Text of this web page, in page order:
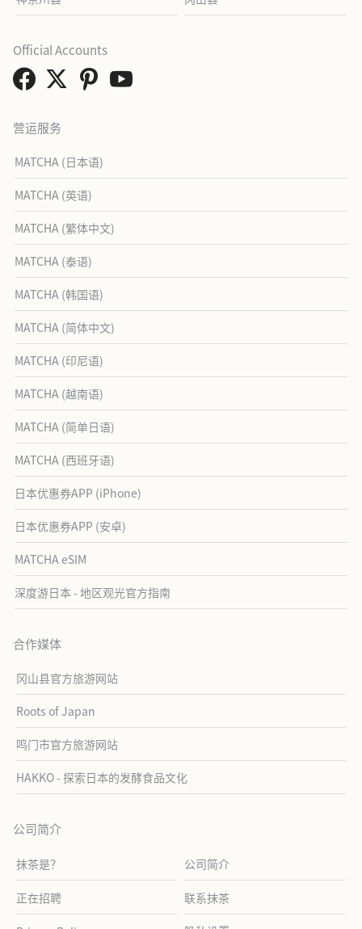
营运服务
MATCHA (日本语)
MATCHA (英语)
MATCHA (繁体中文)
MATCHA (泰语)
MATCHA (韩国语)
MATCHA (简体中文)
MATCHA (印尼语)
MATCHA (越南语)
MATCHA (简单日语)
MATCHA (西班牙语)
日本优惠券APP (iPhone)
日本优惠券APP (安卓)
MATCHA eSIM
深度游日本 - 地区观光官方指南
合作媒体
冈山县官方旅游网站
Roots of Japan
鸣门市官方旅游网站
HAKKO - 探索日本的发酵食品文化
公司简介
抹茶是？ 公司简介
正在招聘 联系抹茶
Official Accounts